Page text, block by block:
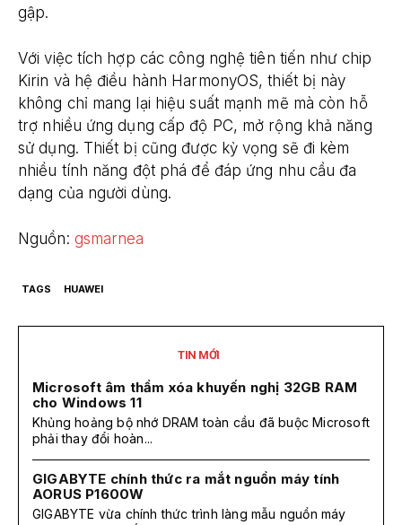
gập​.
Với việc tích hợp các công nghệ tiên tiến như chip
Kirin và hệ điều hành HarmonyOS, thiết bị này
không chỉ mang lại hiệu suất mạnh mẽ mà còn hỗ
trợ nhiều ứng dụng cấp độ PC, mở rộng khả năng
sử dụng. Thiết bị cũng được kỳ vọng sẽ đi kèm
nhiều tính năng đột phá để đáp ứng nhu cầu đa
dạng của người dùng.
Nguồn: gsmarnea
TAGS HUAWEI
TIN MỚI
Microsoft âm thầm xóa khuyến nghị 32GB RAM
cho Windows 11
Khủng hoảng bộ nhớ DRAM toàn cầu đã buộc Microsoft
phải thay đổi hoàn...
GIGABYTE chính thức ra mắt nguồn máy tính
AORUS P1600W
GIGABYTE vừa chính thức trình làng mẫu nguồn máy